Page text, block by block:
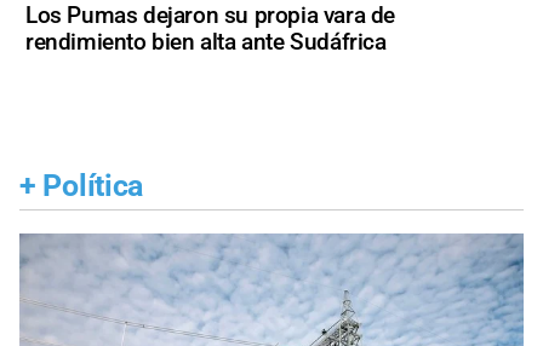
Los Pumas dejaron su propia vara de
rendimiento bien alta ante Sudáfrica
+ Política